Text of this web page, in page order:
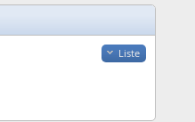
Liste